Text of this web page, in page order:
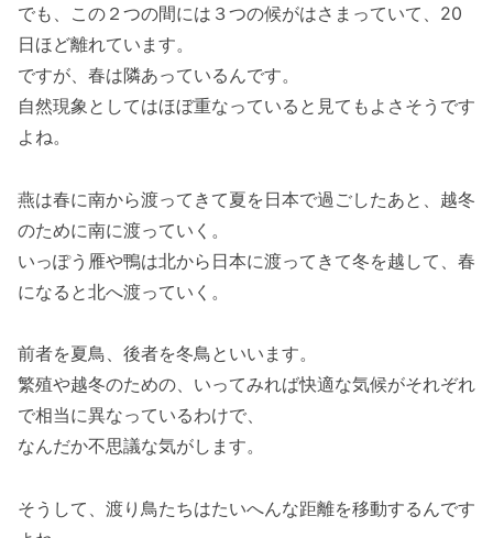
でも、この２つの間には３つの候がはさまっていて、20
日ほど離れています。
ですが、春は隣あっているんです。
自然現象としてはほぼ重なっていると見てもよさそうです
よね。
燕は春に南から渡ってきて夏を日本で過ごしたあと、越冬
のために南に渡っていく。
いっぽう雁や鴨は北から日本に渡ってきて冬を越して、春
になると北へ渡っていく。
前者を夏鳥、後者を冬鳥といいます。
繁殖や越冬のための、いってみれば快適な気候がそれぞれ
で相当に異なっているわけで、
なんだか不思議な気がします。
そうして、渡り鳥たちはたいへんな距離を移動するんです